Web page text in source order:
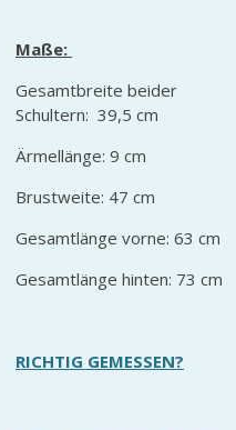
Maße:
Gesamtbreite beider
Schultern: 39,5 cm
Ärmellänge: 9 cm
Brustweite: 47 cm
Gesamtlänge vorne: 63 cm
Gesamtlänge hinten: 73 cm
RICHTIG GEMESSEN?